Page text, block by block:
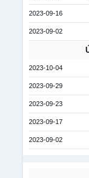
2023-09-16
2023-09-02
2023-10-04
2023-09-29
2023-09-23
2023-09-17
2023-09-02